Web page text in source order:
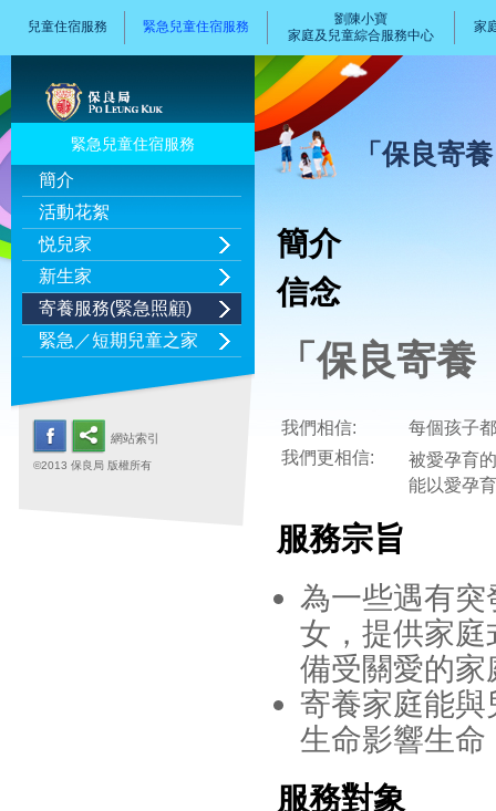
兒童住宿服務 緊急兒童住宿服務
劉陳小寶
家庭及兒童綜合服務中心
家
緊急兒童住宿服務
簡介
活動花絮
悦兒家
新生家
寄養服務(緊急照顧)
緊急／短期兒童之家
網站索引
©2013 保良局 版權所有
「保良寄
簡介
信念
「保良寄
我們相信:
每個孩子
我們更相信:
被愛孕育
能以愛孕
服務宗旨
為一些遇有
女，提供家
備受關愛的
寄養家庭能
生命影響生
服務對象